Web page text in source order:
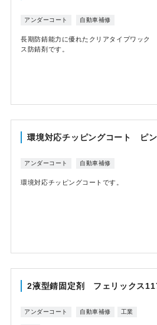
アンダーコート 自動車補修
長期防錆能力に優れたクリアタイプワック
ス防錆剤です。
環境対応チッピングコート ピ
アンダーコート 自動車補修
環境対応チッピングコートです。
2液型錆固定剤 フェリックス
アンダーコート 自動車補修 工業